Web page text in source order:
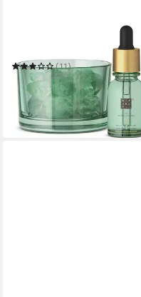
Raumduft The Ritual of Jing
Night Mineral Stone Diffuser
– 20 ml
(11)
ab 62,89 € 79,90 €
(3.144,50 €/ 1 l)
-21%
in 2-3 Werktagen bei dir